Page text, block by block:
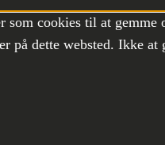
som cookies til at
på dette websted. Ikke